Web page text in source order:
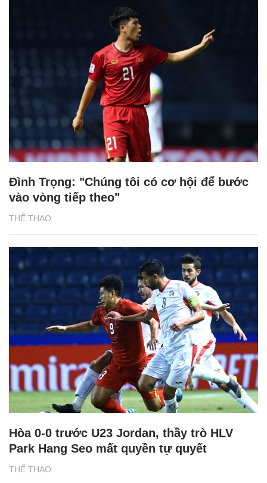
THỂ THAO
Đình Trọng: "Chúng tôi có cơ hội để bước
vào vòng tiếp theo"
THỂ THAO
Hòa 0-0 trước U23 Jordan, thầy trò HLV
Park Hang Seo mất quyền tự quyết